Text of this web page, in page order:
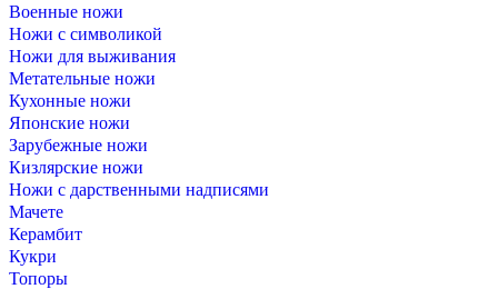
Военные ножи
Ножи с символикой
Ножи для выживания
Метательные ножи
Кухонные ножи
Японские ножи
Зарубежные ножи
Кизлярские ножи
Ножи с дарственными надписями
Мачете
Керамбит
Кукри
Топоры